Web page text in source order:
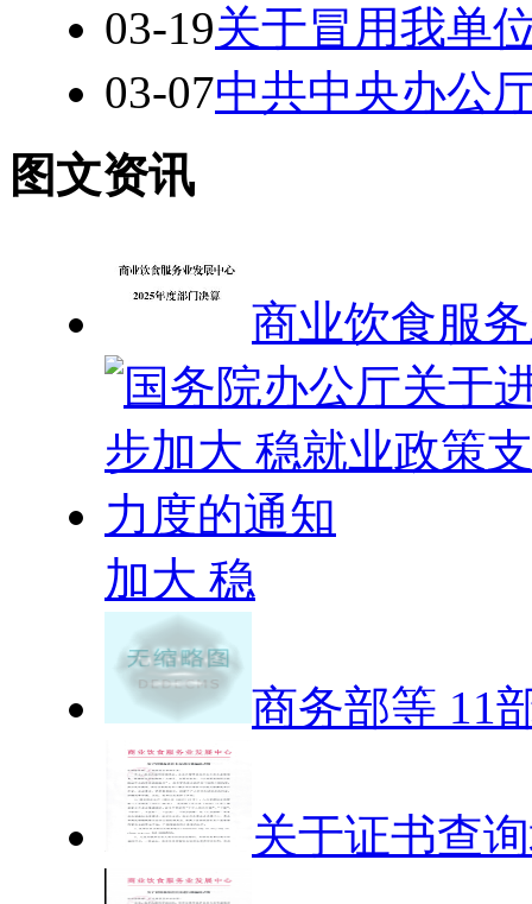
03-19关于冒用我单
03-07中共中央办公
图文资讯
商业饮食服
加大 稳
商务部等 11
关于证书查